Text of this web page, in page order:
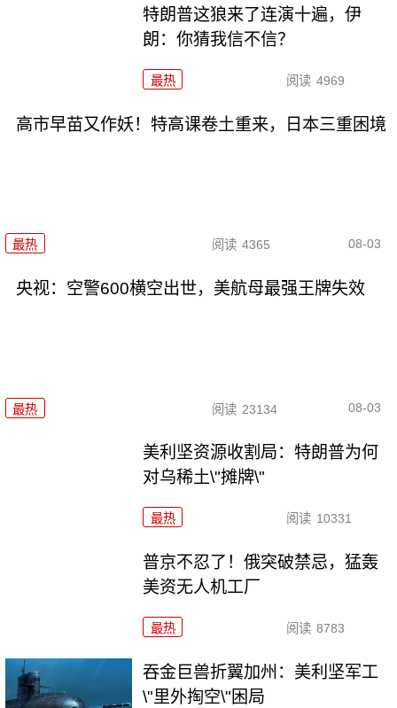
特朗普这狼来了连演十遍，伊
朗：你猜我信不信？
最热 阅读 4969
高市早苗又作妖！特高课卷土重来，日本三重困境
最热 阅读 4365 08-03
央视：空警600横空出世，美航母最强王牌失效
最热 阅读 23134 08-03
美利坚资源收割局：特朗普为何
对乌稀土\"摊牌\"
最热 阅读 10331
普京不忍了！俄突破禁忌，猛轰
美资无人机工厂
最热 阅读 8783
吞金巨兽折翼加州：美利坚军工
\"里外掏空\"困局